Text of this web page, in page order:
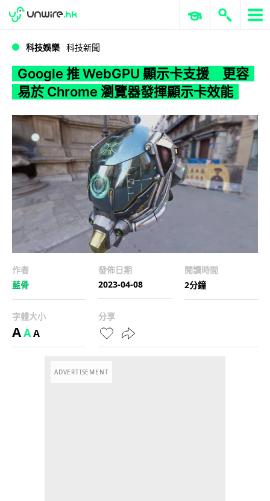
WWDC 2026 ERP 與商業 AI
科技娛樂 科技新聞
Google 推 WebGPU 顯示卡支援 更容
易於 Chrome 瀏覽器發揮顯示卡效能
作者
藍骨
發佈日期
2023-04-08
閱讀時間
2分鐘
字體大小
AAA
分享
ADVERTISEMENT